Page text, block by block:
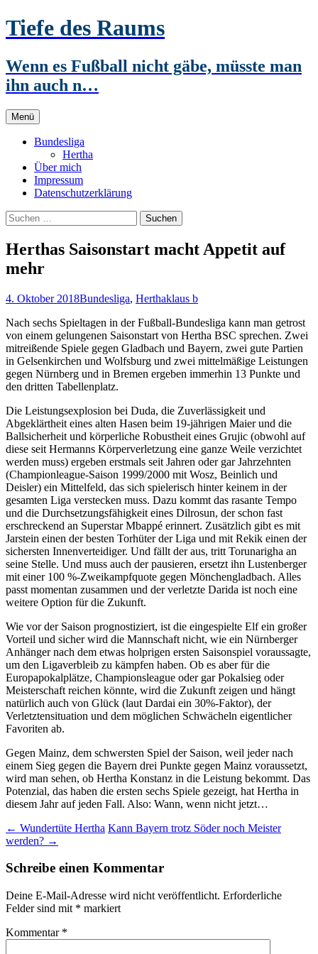
Zum
Inhalt
Tiefe des Raums
Wenn es Fußball nicht gäbe, müsste man
ihn auch n…
Menü
Bundesliga
Hertha
Über mich
Impressum
Datenschutzerklärung
Suchen
nach:
Herthas Saisonstart macht Appetit auf
mehr
4. Oktober 2018Bundesliga, Herthaklaus b
Nach sechs Spieltagen in der Fußball-Bundesliga kann man getrost
von einem gelungenen Saisonstart von Hertha BSC sprechen. Zwei
mitreißende Spiele gegen Gladbach und Bayern, zwei gute Partien
in Gelsenkirchen und Wolfsburg und zwei mittelmäßige Leistungen
gegen Nürnberg und in Bremen ergeben immerhin 13 Punkte und
den dritten Tabellenplatz.
Die Leistungsexplosion bei Duda, die Zuverlässigkeit und
Abgeklärtheit eines alten Hasen beim 19-jährigen Maier und die
Ballsicherheit und körperliche Robustheit eines Grujic (obwohl auf
diese seit Hermanns Körperverletzung eine ganze Weile verzichtet
werden muss) ergeben erstmals seit Jahren oder gar Jahrzehnten
(Championleague-Saison 1999/2000 mit Wosz, Beinlich und
Deisler) ein Mittelfeld, das sich spielerisch hinter keinem in der
gesamten Liga verstecken muss. Dazu kommt das rasante Tempo
und die Durchsetzungsfähigkeit eines Dilrosun, der schon fast
erschreckend an Superstar Mbappé erinnert. Zusätzlich gibt es mit
Jarstein einen der besten Torhüter der Liga und mit Rekik einen der
sichersten Innenverteidiger. Und fällt der aus, tritt Torunarigha an
seine Stelle. Und muss auch der pausieren, ersetzt ihn Lustenberger
mit einer 100 %-Zweikampfquote gegen Mönchengladbach. Alles
passt momentan zusammen und der verletzte Darida ist noch eine
weitere Option für die Zukunft.
Wie vor der Saison prognostiziert, ist die eingespielte Elf ein großer
Vorteil und sicher wird die Mannschaft nicht, wie ein Nürnberger
Anhänger nach dem etwas holprigen ersten Saisonspiel voraussagte,
um den Ligaverbleib zu kämpfen haben. Ob es aber für die
Europapokalplätze, Championsleague oder gar Pokalsieg oder
Meisterschaft reichen könnte, wird die Zukunft zeigen und hängt
natürlich auch von Glück (laut Dardai ein 30%-Faktor), der
Verletztensituation und dem möglichen Schwächeln eigentlicher
Favoriten ab.
Gegen Mainz, dem schwersten Spiel der Saison, weil jeder nach
einem Sieg gegen die Bayern drei Punkte gegen Mainz voraussetzt,
wird man sehen, ob Hertha Konstanz in die Leistung bekommt. Das
Potenzial, das haben die ersten sechs Spiele gezeigt, hat Hertha in
diesem Jahr auf jeden Fall. Also: Wann, wenn nicht jetzt…
Beitragsnavigation
← Wundertüte Hertha Kann Bayern trotz Söder noch Meister
werden? →
Schreibe einen Kommentar
Deine E-Mail-Adresse wird nicht veröffentlicht. Erforderliche
Felder sind mit * markiert
Kommentar *